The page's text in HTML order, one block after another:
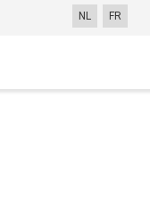
NL FR